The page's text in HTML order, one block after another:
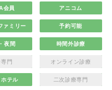
会員 アニコム
ァミリー 予約可能
夜間 時間外診療
門 オンライン診療
テル 二次診療専門